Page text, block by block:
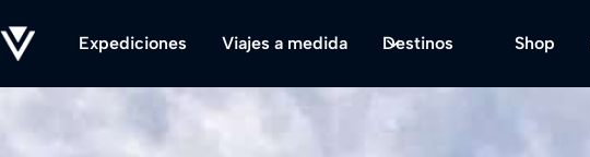
Expediciones Viajes a medida Destinos Shop